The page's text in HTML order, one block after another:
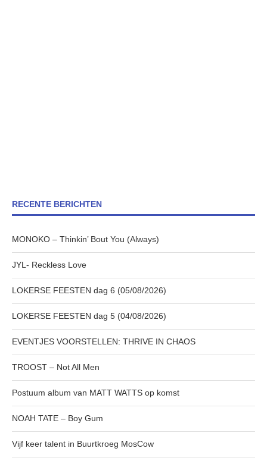
RECENTE BERICHTEN
MONOKO – Thinkin’ Bout You (Always)
JYL- Reckless Love
LOKERSE FEESTEN dag 6 (05/08/2026)
LOKERSE FEESTEN dag 5 (04/08/2026)
EVENTJES VOORSTELLEN: THRIVE IN CHAOS
TROOST – Not All Men
Postuum album van MATT WATTS op komst
NOAH TATE – Boy Gum
Vijf keer talent in Buurtkroeg MosCow